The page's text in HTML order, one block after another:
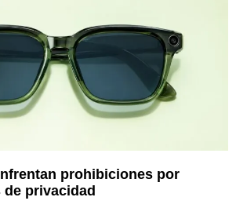
prohibiciones por
de privacidad